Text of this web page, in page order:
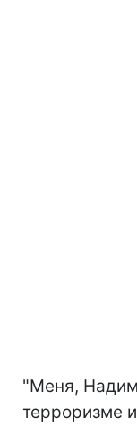
"Меня,
терроризме